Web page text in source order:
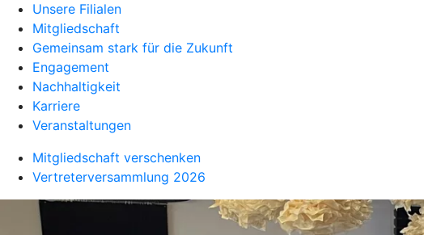
Unsere Filialen
Mitgliedschaft
Gemeinsam stark für die Zukunft
Engagement
Nachhaltigkeit
Karriere
Veranstaltungen
Mitgliedschaft verschenken
Vertreterversammlung 2026